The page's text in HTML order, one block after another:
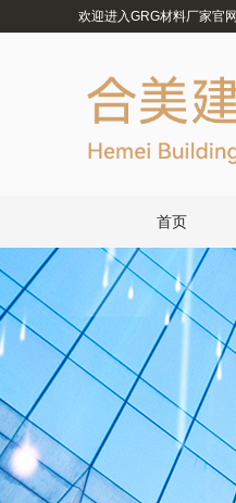
欢迎进入GRG材料厂家官
首页